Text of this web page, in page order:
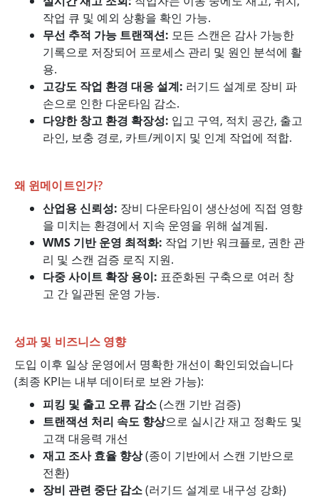
작업 큐 및 예외 상황을 확인 가능.
무선 추적 가능 트랜잭션: 모든 스캔은 감사 가능한
기록으로 저장되어 프로세스 관리 및 원인 분석에 활
용.
고강도 작업 환경 대응 설계: 러기드 설계로 장비 파
손으로 인한 다운타임 감소.
다양한 창고 환경 확장성: 입고 구역, 적치 공간, 출고
라인, 보충 경로, 카트/케이지 및 인계 작업에 적합.
왜 윈메이트인가?
산업용 신뢰성: 장비 다운타임이 생산성에 직접 영향
을 미치는 환경에서 지속 운영을 위해 설계됨.
WMS 기반 운영 최적화: 작업 기반 워크플로, 권한 관
리 및 스캔 검증 로직 지원.
다중 사이트 확장 용이: 표준화된 구축으로 여러 창
고 간 일관된 운영 가능.
성과 및 비즈니스 영향
도입 이후 일상 운영에서 명확한 개선이 확인되었습니다
(최종 KPI는 내부 데이터로 보완 가능):
피킹 및 출고 오류 감소(스캔 기반 검증)
트랜잭션 처리 속도 향상으로 실시간 재고 정확도 및
고객 대응력 개선
재고 조사 효율 향상(종이 기반에서 스캔 기반으로
전환)
장비 관련 중단 감소(러기드 설계로 내구성 강화)